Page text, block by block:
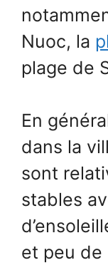
Nuoc, la
plage de
En
dans la
sont
stables
et peu de